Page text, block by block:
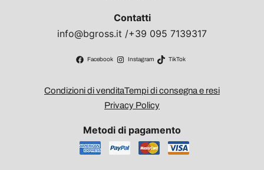
Contatti
info@bgross.it /+39 095 7139317
Facebook Instagram TikTok
Condizioni di venditaTempi di consegna e resi
Privacy Policy
Metodi di pagamento